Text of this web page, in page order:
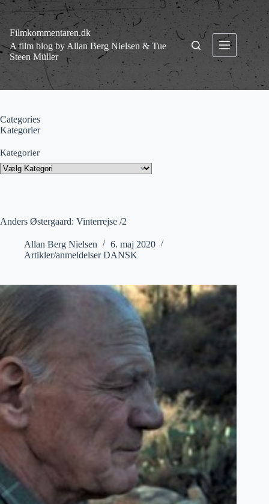
Fortsæt
indhold
Filmkommentaren.dk
A film blog by Allan Berg Nielsen & Tue
Steen Müller
Anders Østergaard: Vinterrejse /2
Allan Berg Nielsen
6. maj 2020
Artikler/anmeldelser DANSK
Categories
Kategorier
Kategorier